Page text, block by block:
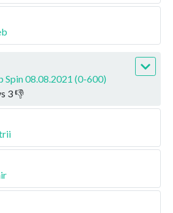
Spin 08.08.2021 (0-600)
3👎